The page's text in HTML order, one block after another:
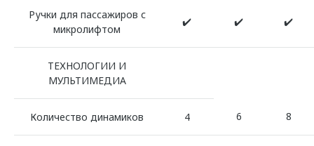
Ручки для пассажиров с
микролифтом
✔️ ✔️ ✔️
ТЕХНОЛОГИИ И
МУЛЬТИМЕДИА
Количество динамиков 4 6 8